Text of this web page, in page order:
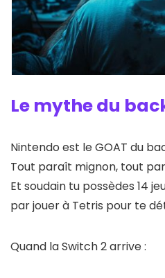
Le mythe du
Nintendo est le GOAT du
Tout paraît mignon, tout
Et soudain tu possèdes 14
par jouer à Tetris pour te
Quand la Switch 2 arrive :